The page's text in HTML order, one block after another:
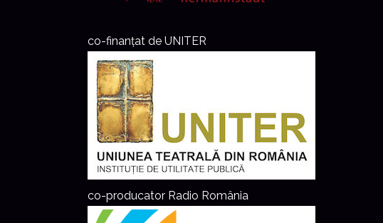
co-finanțat de UNITER
co-producator Radio România